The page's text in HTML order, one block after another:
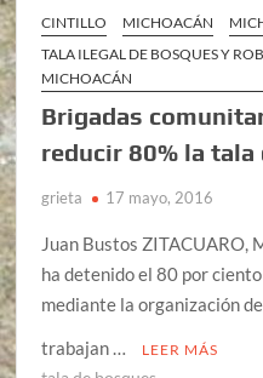
CINTILLO MICHOACÁN
TALA ILEGAL DE BOSQUES Y
MICHOACÁN
Brigadas
reducir 80% la tala
grieta 17 mayo, 2016
Juan Bustos ZITACUARO,
ha detenido el 80 por
mediante la organización
trabajan …
LEER MÁS